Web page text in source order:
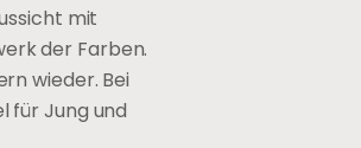
mit
der Farben.
wieder. Bei
für Jung und